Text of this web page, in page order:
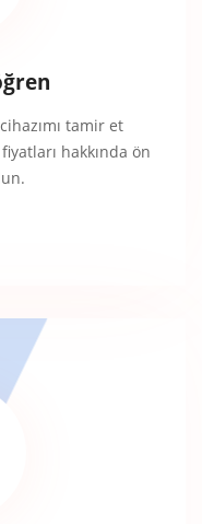
tamir et
hakkında ön